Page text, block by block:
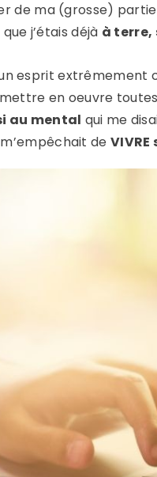
de ma (grosse)
j’étais déjà à terre,
esprit
en oeuvre
au mental qui me
de